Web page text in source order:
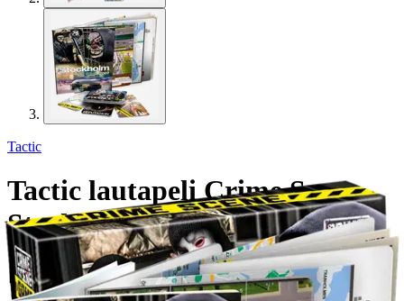
Tactic
Tactic lautapeli Crime Scene
Stockholm 2007 SE
16,11 €